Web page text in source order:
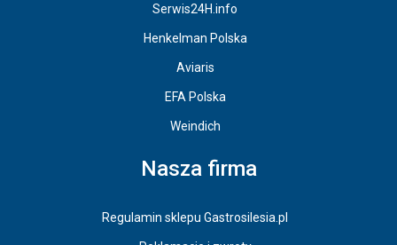
Serwis24H.info
Henkelman Polska
Aviaris
EFA Polska
Weindich
Nasza firma
Regulamin sklepu Gastrosilesia.pl